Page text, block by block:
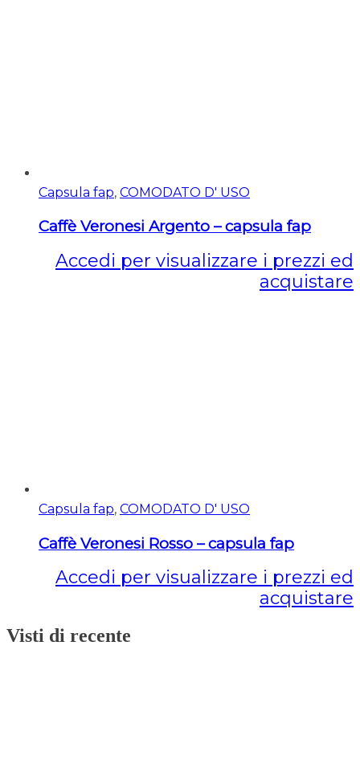
Capsula fap, COMODATO D' USO
Caffè Veronesi Argento – capsula fap
Accedi per visualizzare i prezzi ed
acquistare
Capsula fap, COMODATO D' USO
Caffè Veronesi Rosso – capsula fap
Accedi per visualizzare i prezzi ed
acquistare
Visti di recente